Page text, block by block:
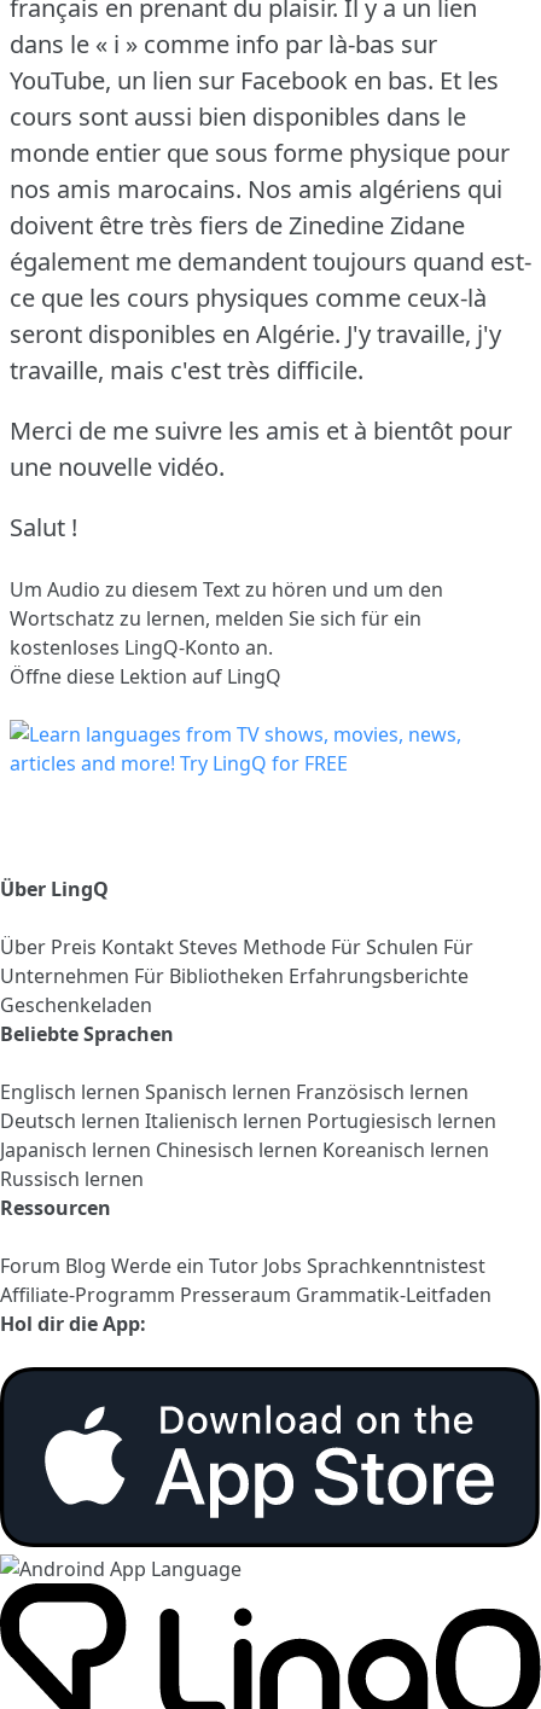
français en prenant du plaisir. Il y a un lien
dans le « i » comme info par là-bas sur
YouTube, un lien sur Facebook en bas. Et les
cours sont aussi bien disponibles dans le
monde entier que sous forme physique pour
nos amis marocains. Nos amis algériens qui
doivent être très fiers de Zinedine Zidane
également me demandent toujours quand est-
ce que les cours physiques comme ceux-là
seront disponibles en Algérie. J'y travaille, j'y
travaille, mais c'est très difficile.
Merci de me suivre les amis et à bientôt pour
une nouvelle vidéo.
Salut !
Um Audio zu diesem Text zu hören und um den
Wortschatz zu lernen, melden Sie sich für ein
kostenloses LingQ-Konto an.
Öffne diese Lektion auf LingQ
Über LingQ
Über Preis KontaktSteves Methode Für Schulen Für
Unternehmen Für Bibliotheken Erfahrungsberichte
Geschenkeladen
Beliebte Sprachen
Englisch lernen Spanisch lernen Französisch lernen
Deutsch lernen Italienisch lernen Portugiesisch lernen
Japanisch lernen Chinesisch lernen Koreanisch lernen
Russisch lernen
Ressourcen
Forum Blog Werde ein Tutor Jobs Sprachkenntnistest
Affiliate-Programm Presseraum Grammatik-Leitfaden
Hol dir die App: